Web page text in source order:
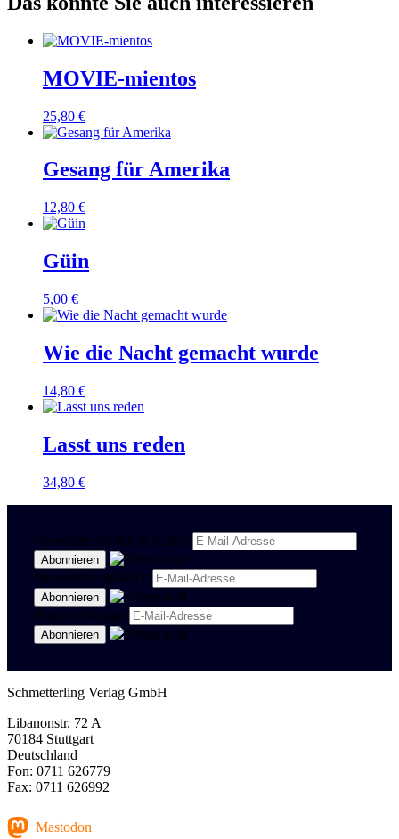
MOVIE-mientos
25,80 €
Gesang für Amerika
12,80 €
Güin
5,00 €
Wie die Nacht gemacht wurde
14,80 €
Lasst uns reden
34,80 €
Newsletter Politik & Kultur
Newsletter Spanisch
Region Stuttgart
Schmetterling Verlag GmbH
Libanonstr. 72 A
70184 Stuttgart
Deutschland
Fon: 0711 626779
Fax: 0711 626992
Mastodon